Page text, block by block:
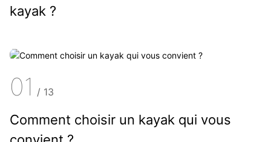
kayak ?
01 / 13
Comment choisir un kayak qui vous